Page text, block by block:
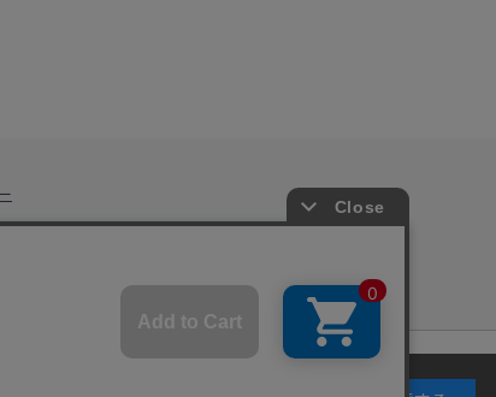
Ltd.
に同意するものとします。詳細については